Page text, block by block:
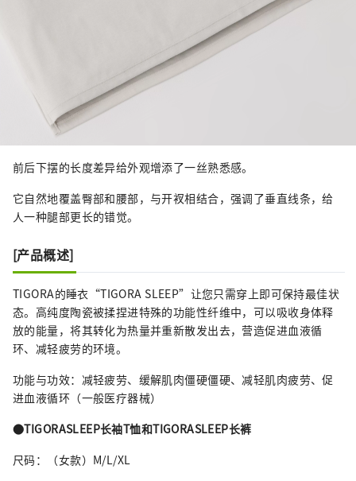
前后下摆的长度差异给外观增添了一丝熟悉感。
它自然地覆盖臀部和腰部，与开衩相结合，强调了垂直线条，给
人一种腿部更长的错觉。
[产品概述]
TIGORA的睡衣“TIGORA SLEEP”让您只需穿上即可保持最佳状
态。高纯度陶瓷被揉捏进特殊的功能性纤维中，可以吸收身体释
放的能量，将其转化为热量并重新散发出去，营造促进血液循
环、减轻疲劳的环境。
功能与功效：减轻疲劳、缓解肌肉僵硬僵硬、减轻肌肉疲劳、促
进血液循环（一般医疗器械）
●TIGORASLEEP长袖T恤和TIGORASLEEP长裤
尺码：（女款）M/L/XL